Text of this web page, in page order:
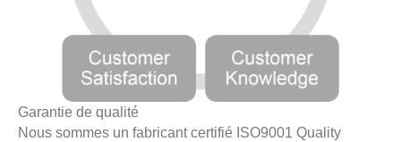
Garantie de qualité
Nous sommes un fabricant certifié ISO9001 Quality